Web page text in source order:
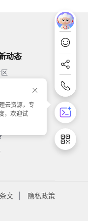
云资源，专
，欢迎试
动态
文 隐私政策